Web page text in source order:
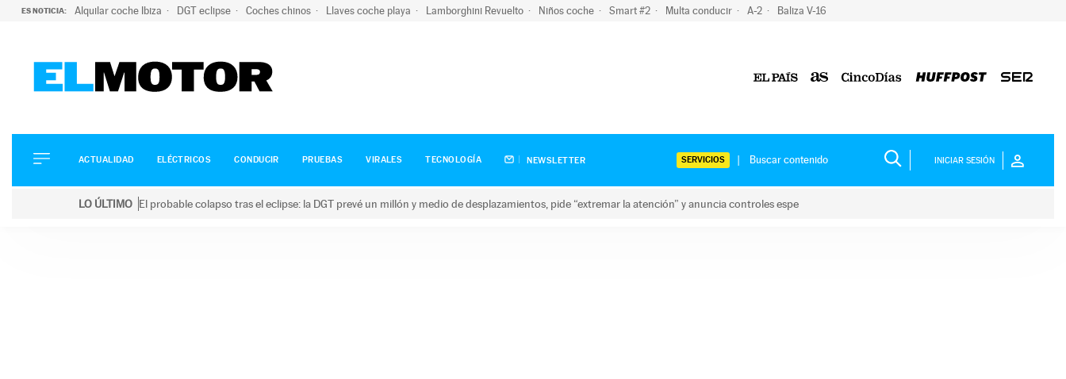
ES NOTICIA: Alquilar coche Ibiza DGT eclipse Coches chinos Llaves coche playa Lamborghini Revuelto Niños coche Smart #2 Multa conducir A-2 Baliza V-16
ELÉCTRICOS
CONDUCIR
ACTUALIDAD ELÉCTRICOS CONDUCIR PRUEBAS VIRALES TECNOLOGÍA NEWSLETTER SERVICIOS INICIAR SESIÓN
LO ÚLTIMO El probable colapso tras el eclipse: la DGT prevé un millón y medio de desplazamientos, pide “extremar la atención” y anuncia controles espe